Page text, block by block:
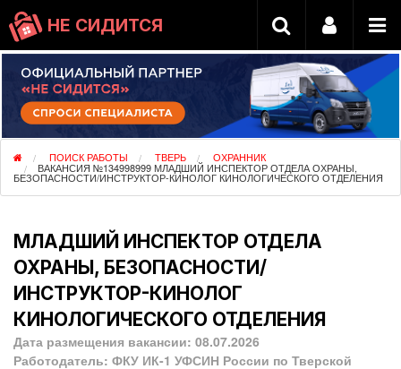
НЕ СИДИТСЯ
ПОИСК РАБОТЫ ТВЕРЬ ОХРАННИК
ВАКАНСИЯ №134998999 МЛАДШИЙ ИНСПЕКТОР ОТДЕЛА ОХРАНЫ,
БЕЗОПАСНОСТИ/ИНСТРУКТОР-КИНОЛОГ КИНОЛОГИЧЕСКОГО ОТДЕЛЕНИЯ
МЛАДШИЙ ИНСПЕКТОР ОТДЕЛА
ОХРАНЫ, БЕЗОПАСНОСТИ/
ИНСТРУКТОР-КИНОЛОГ
КИНОЛОГИЧЕСКОГО ОТДЕЛЕНИЯ
Дата размещения вакансии: 08.07.2026
Работодатель: ФКУ ИК-1 УФСИН России по Тверской